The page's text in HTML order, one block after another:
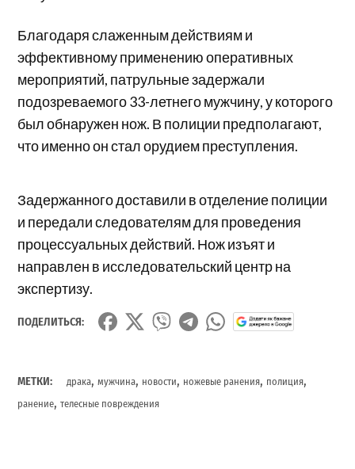
Благодаря слаженным действиям и
эффективному применению оперативных
мероприятий, патрульные задержали
подозреваемого 33-летнего мужчину, у которого
был обнаружен нож. В полиции предполагают,
что именно он стал орудием преступления.
Задержанного доставили в отделение полиции
и передали следователям для проведения
процессуальных действий. Нож изъят и
направлен в исследовательский центр на
экспертизу.
ПОДЕЛИТЬСЯ:
МЕТКИ: драка,мужчина, новости, ножевые ранения, полиция,
ранение,телесные повреждения